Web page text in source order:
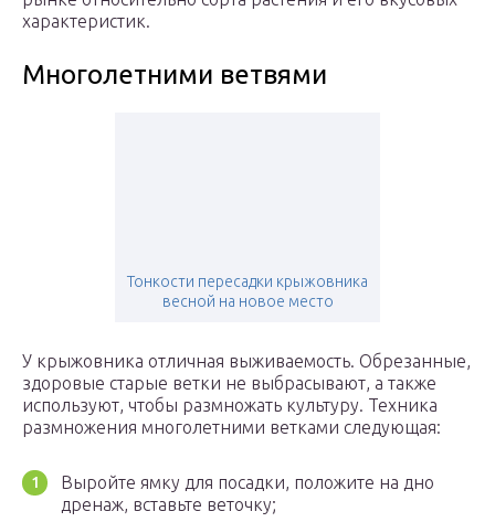
характеристик.
Многолетними ветвями
Тонкости пересадки крыжовника
весной на новое место
У крыжовника отличная выживаемость. Обрезанные,
здоровые старые ветки не выбрасывают, а также
используют, чтобы размножать культуру. Техника
размножения многолетними ветками следующая:
Выройте ямку для посадки, положите на дно
дренаж, вставьте веточку;